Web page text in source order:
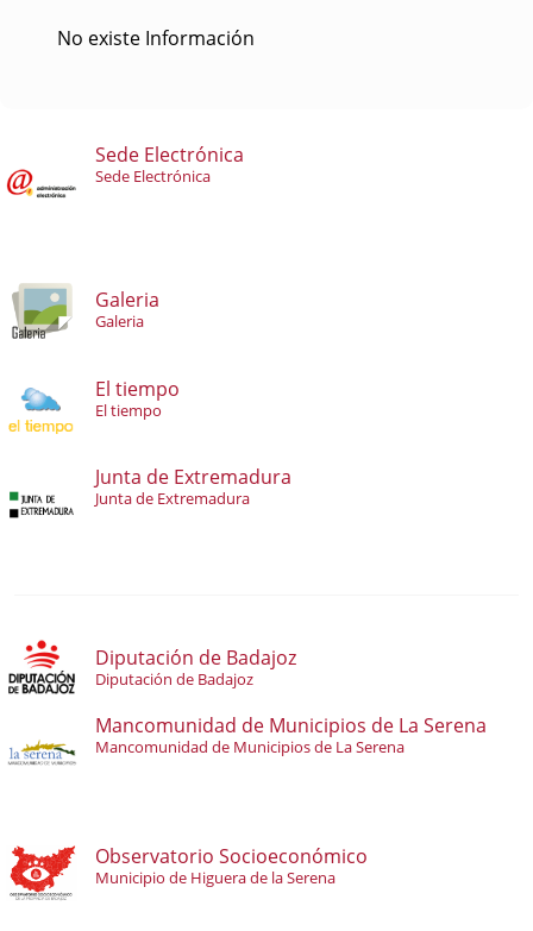
No existe Información
Sede Electrónica
Sede Electrónica
Galeria
Galeria
El tiempo
El tiempo
Junta de Extremadura
Junta de Extremadura
Diputación de Badajoz
Diputación de Badajoz
Mancomunidad de Municipios de La Serena
Mancomunidad de Municipios de La Serena
Observatorio Socioeconómico
Municipio de Higuera de la Serena